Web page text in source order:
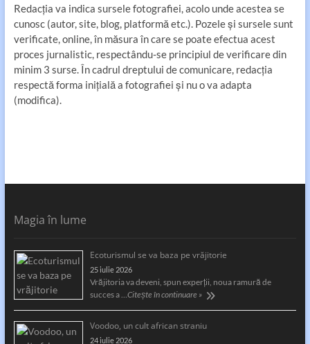
Redacția va indica sursele fotografiei, acolo unde acestea se
cunosc (autor, site, blog, platformă etc.). Pozele și sursele sunt
verificate, online, în măsura în care se poate efectua acest
proces jurnalistic, respectându-se principiul de verificare din
minim 3 surse. În cadrul dreptului de comunicare, redacția
respectă forma inițială a fotografiei și nu o va adapta
(modifica).
Magia în lume
Ecoturismul se va baza pe vrăjitorie
25 iulie 2026
Vrăjitoria va deveni, spun experții, noua ramură de
succes a …Citește în continuare »
Voodoo, un cult african straniu
24 iulie 2026